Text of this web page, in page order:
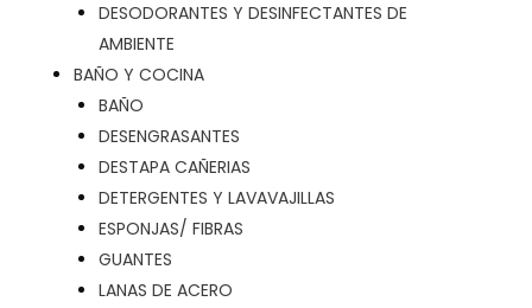
DESODORANTES Y DESINFECTANTES DE
AMBIENTE
BAÑO Y COCINA
BAÑO
DESENGRASANTES
DESTAPA CAÑERIAS
DETERGENTES Y LAVAVAJILLAS
ESPONJAS/ FIBRAS
GUANTES
LANAS DE ACERO